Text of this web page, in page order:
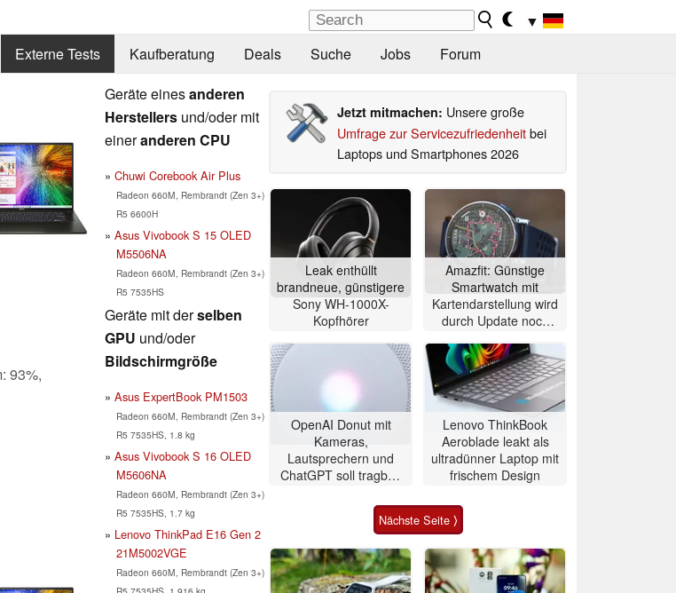
▼
Externe Tests Kaufberatung Deals Suche Jobs Forum
93%,
Geräte einesanderen
Herstellers und/oder mit
eineranderen CPU
Chuwi Corebook Air Plus
Radeon 660M, Rembrandt (Zen 3+)
R5 6600H
Asus Vivobook S 15 OLED
M5506NA
Radeon 660M, Rembrandt (Zen 3+)
R5 7535HS
Geräte mit derselben
GPU und/oder
Bildschirmgröße
Asus ExpertBook PM1503
Radeon 660M, Rembrandt (Zen 3+)
R5 7535HS, 1.8 kg
Asus Vivobook S 16 OLED
M5606NA
Radeon 660M, Rembrandt (Zen 3+)
R5 7535HS, 1.7 kg
Lenovo ThinkPad E16 Gen 2
21M5002VGE
Radeon 660M, Rembrandt (Zen 3+)
Jetzt mitmachen: Unsere große
Umfrage zur Servicezufriedenheitbei
Laptops und Smartphones 2026
Leak enthüllt
brandneue, günstigere
Sony WH-1000X-
Kopfhörer
Amazfit: Günstige
Smartwatch mit
Kartendarstellung wird
durch Update noch
OpenAI Donut mit
Kameras,
Lautsprechern und
ChatGPT soll tragbar,
Lenovo ThinkBook
Aeroblade leakt als
ultradünner Laptop mit
frischem Design
Nächste Seite ⟩